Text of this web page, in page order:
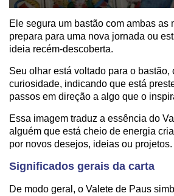
Ele segura um bastão com ambas as
prepara para uma nova jornada ou
ideia recém-descoberta.
Seu olhar está voltado para o bastão,
curiosidade, indicando que está
passos em direção a algo que o
Essa imagem traduz a essência do
alguém que está cheio de energia
por novos desejos, ideias ou projetos.
Significados gerais da carta
De modo geral, o Valete de Paus